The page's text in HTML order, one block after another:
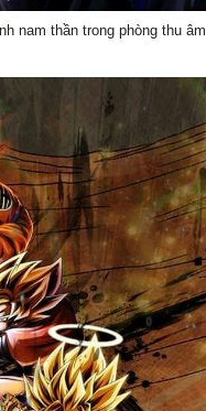
nam thần trong phòng thu âm